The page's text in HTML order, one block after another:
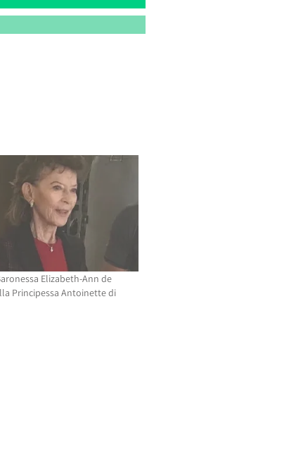
Elizabeth-Ann de
Principessa Antoinette di